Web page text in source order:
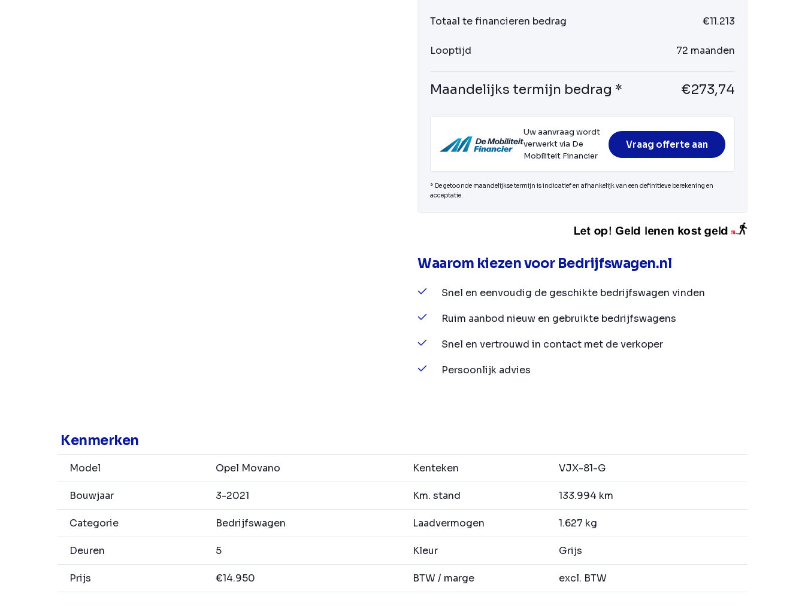
Totaal te financieren bedrag €11.213
Looptijd 72 maanden
Maandelijks termijn bedrag * €273,74
Uw aanvraag wordt
verwerkt via De
Mobiliteit Financier
Vraag offerte aan
* De getoonde maandelijkse termijn is indicatief en afhankelijk van een definitieve berekening en
acceptatie.
Waarom kiezen voor Bedrijfswagen.nl
Snel en eenvoudig de geschikte bedrijfswagen vinden
Ruim aanbod nieuw en gebruikte bedrijfswagens
Snel en vertrouwd in contact met de verkoper
Persoonlijk advies
Kenmerken
Model Opel Movano Kenteken VJX-81-G
Bouwjaar 3-2021 Km. stand 133.994 km
Categorie Bedrijfswagen Laadvermogen 1.627 kg
Deuren 5 Kleur Grijs
Prijs €14.950 BTW / marge excl. BTW